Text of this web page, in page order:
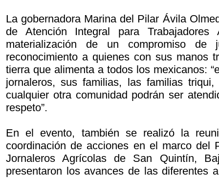
La gobernadora Marina del Pilar Ávila
de Atención Integral para Trabajadores
materialización de un compromiso de
reconocimiento a quienes con sus manos
tierra que alimenta a todos los mexicanos:
jornaleros, sus familias, las familias
cualquier otra comunidad podrán ser
respeto”.
En el evento, también se realizó la
coordinación de acciones en el marco del
Jornaleros Agrícolas de San Quintín,
presentaron los avances de las diferentes